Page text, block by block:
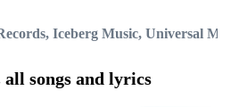
Iceberg Music, Universal
songs and lyrics